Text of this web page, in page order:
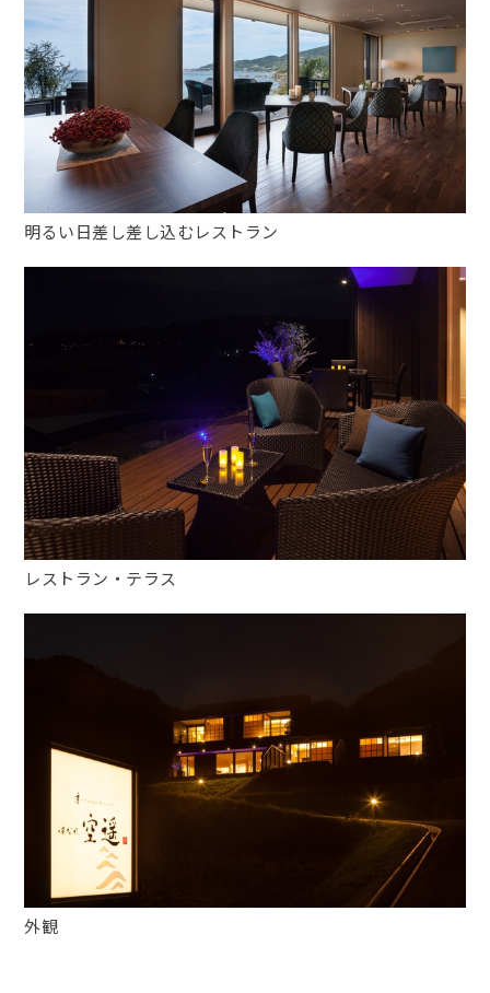
明るい日差し差し込むレストラン
レストラン・テラス
外観